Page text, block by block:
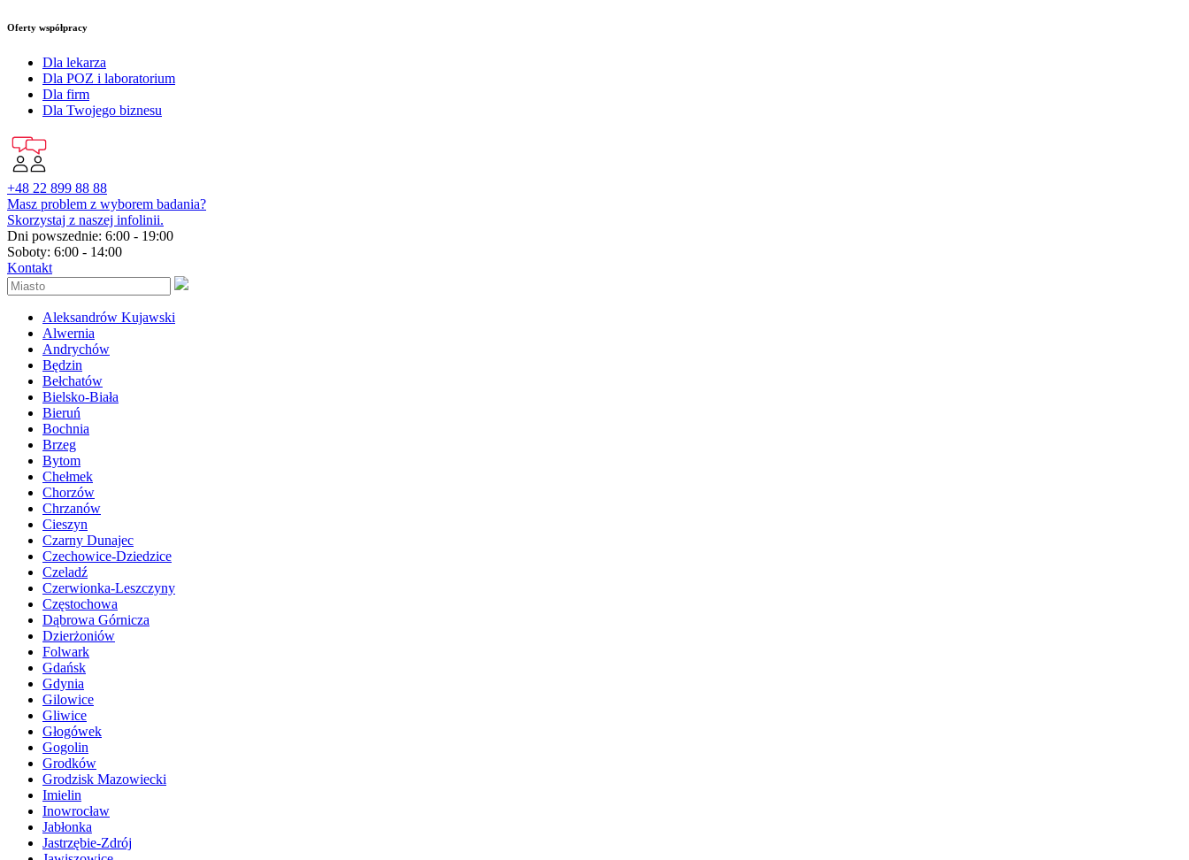
Oferty współpracy
Dla lekarza
Dla POZ i laboratorium
Dla firm
Dla Twojego biznesu
+48 22 899 88 88
Masz problem z wyborem badania?
Skorzystaj z naszej infolinii.
Dni powszednie: 6:00 - 19:00
Soboty: 6:00 - 14:00
Kontakt
Aleksandrów Kujawski
Alwernia
Andrychów
Będzin
Bełchatów
Bielsko-Biała
Bieruń
Bochnia
Brzeg
Bytom
Chełmek
Chorzów
Chrzanów
Cieszyn
Czarny Dunajec
Czechowice-Dziedzice
Czeladź
Czerwionka-Leszczyny
Częstochowa
Dąbrowa Górnicza
Dzierżoniów
Folwark
Gdańsk
Gdynia
Gilowice
Gliwice
Głogówek
Gogolin
Grodków
Grodzisk Mazowiecki
Imielin
Inowrocław
Jabłonka
Jastrzębie-Zdrój